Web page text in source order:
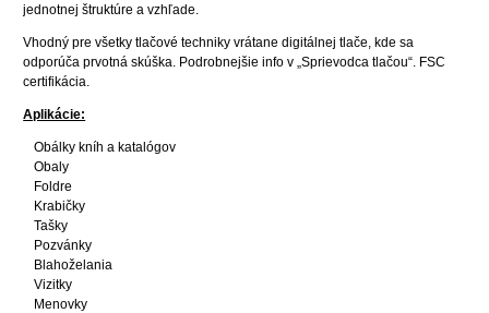
jednotnej štruktúre a vzhľade.
Vhodný pre všetky tlačové techniky vrátane digitálnej tlače, kde sa
odporúča prvotná skúška. Podrobnejšie info v „Sprievodca tlačou“. FSC
certifikácia.
Aplikácie:
Obálky kníh a katalógov
Obaly
Foldre
Krabičky
Tašky
Pozvánky
Blahoželania
Vizitky
Menovky